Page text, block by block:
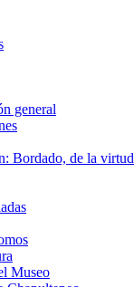
general
Bordado, de la virtud
Museo